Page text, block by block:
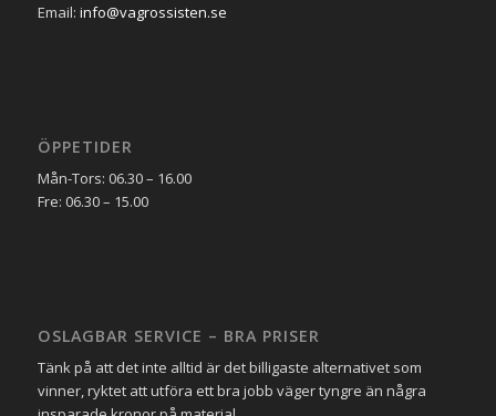
Email: info@vagrossisten.se
ÖPPETIDER
Mån-Tors: 06.30 – 16.00
Fre: 06.30 – 15.00
OSLAGBAR SERVICE – BRA PRISER
Tänk på att det inte alltid är det billigaste alternativet som
vinner, ryktet att utföra ett bra jobb väger tyngre än några